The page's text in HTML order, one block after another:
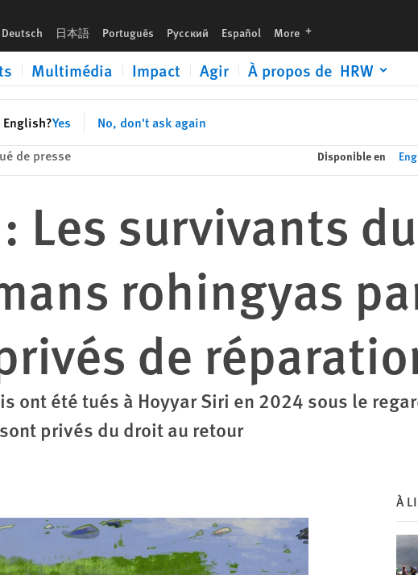
Deutsch 日本語 Português Русский Español More languages
Multimédia Impact Agir À propos de HRW
Yes No, don't ask again
de presse Disponible en
Les survivants
rohingyas
de
ont été tués à Hoyyar Siri en 2024 sous le
privés du droit au retour
À